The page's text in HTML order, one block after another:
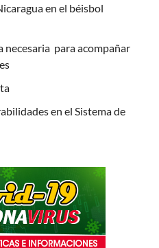
en el béisbol
necesaria para acompañar
en el Sistema de